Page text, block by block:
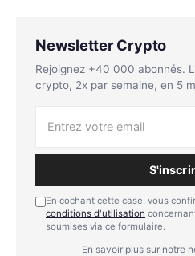
Newsletter Crypto
Rejoignez +40 000 abonnés.
crypto, 2x par semaine, en 5
En cochant cette case, vous
conditions d'utilisation
soumises via ce formulaire.
En savoir plus sur notre